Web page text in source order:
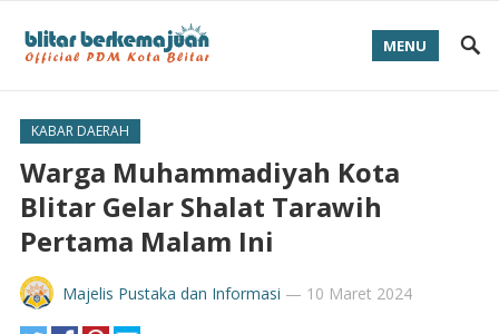
MENU
KABAR DAERAH
Warga Muhammadiyah Kota
Blitar Gelar Shalat Tarawih
Pertama Malam Ini
Majelis Pustaka dan Informasi — 10 Maret 2024